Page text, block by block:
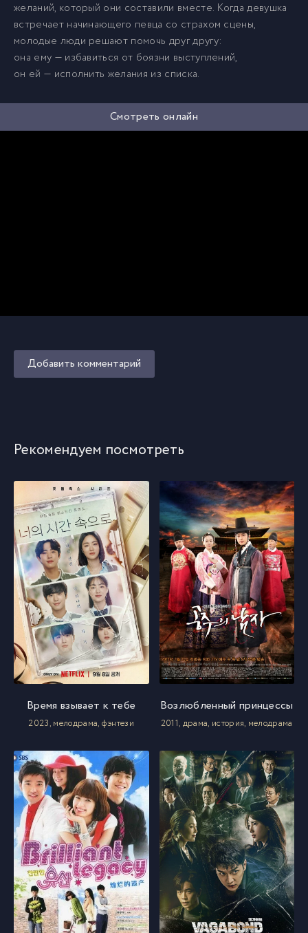
желаний, который они составили вместе. Когда девушка
встречает начинающего певца со страхом сцены,
молодые люди решают помочь друг другу:
она ему — избавиться от боязни выступлений,
он ей — исполнить желания из списка.
Смотреть онлайн
Добавить комментарий
Рекомендуем посмотреть
Время взывает к тебе
2023, мелодрама, фэнтези
Возлюбленный принцессы
2011, драма, история, мелодрама